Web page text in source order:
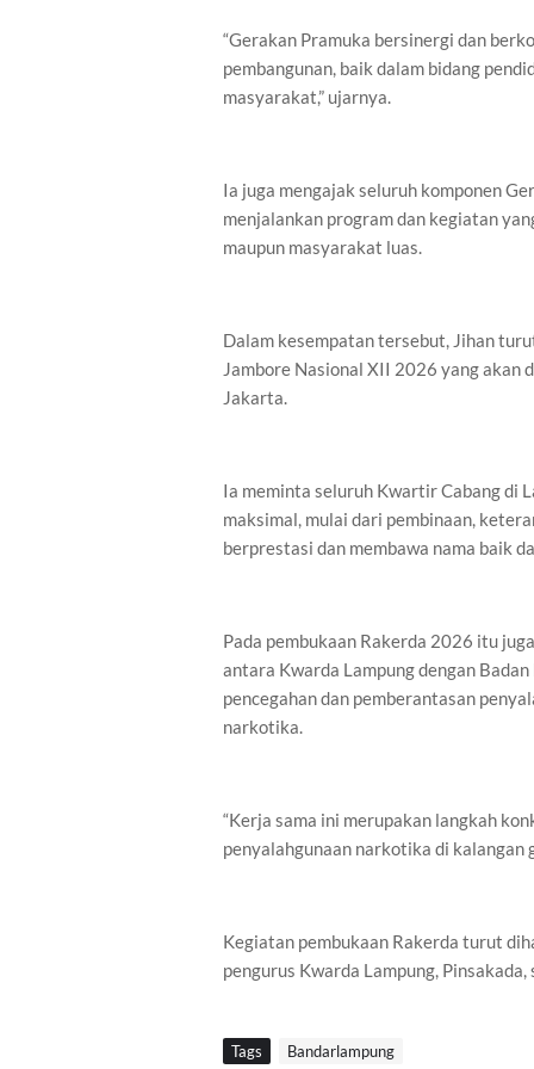
“Gerakan Pramuka bersinergi dan
pembangunan, baik dalam bidang
masyarakat,” ujarnya.
Ia juga mengajak seluruh komponen
menjalankan program dan kegiatan
maupun masyarakat luas.
Dalam kesempatan tersebut, Jihan
Jambore Nasional XII 2026 yang akan
Jakarta.
Ia meminta seluruh Kwartir Cabang di
maksimal, mulai dari pembinaan,
berprestasi dan membawa nama baik
Pada pembukaan Rakerda 2026 itu
antara Kwarda Lampung dengan
pencegahan dan pemberantasan
narkotika.
“Kerja sama ini merupakan langkah
penyalahgunaan narkotika di kalangan
Kegiatan pembukaan Rakerda turut
pengurus Kwarda Lampung,
Tags Bandarlampung